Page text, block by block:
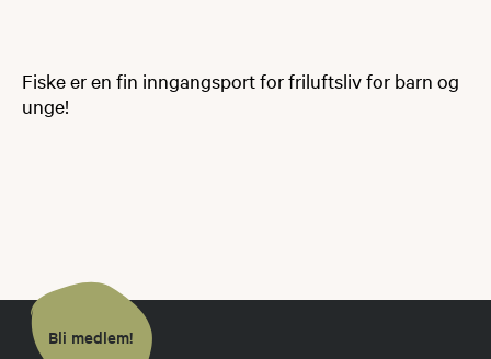
Fiske er en fin inngangsport for friluftsliv for barn og
unge! ​
Bli medlem!